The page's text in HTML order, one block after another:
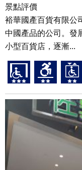
景點評價
裕華國產百貨有限公
中國產品的公司。發
小型百貨店，逐漸...